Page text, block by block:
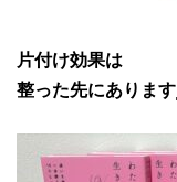
片付け効果は
整った先にあります